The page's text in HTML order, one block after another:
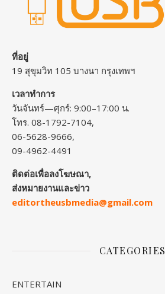
ที่อยู่
19 สุขุมวิท 105 บางนา กรุงเทพฯ
เวลาทำการ
วันจันทร์—ศุกร์: 9:00–17:00 น.
โทร. 08-1792-7104,
06-5628-9666,
09-4962-4491
ติดต่อเพื่อลงโฆษณา,
ส่งหมายงานและข่าว
editortheusbmedia@gmail.com
CATEGORIES
ENTERTAIN